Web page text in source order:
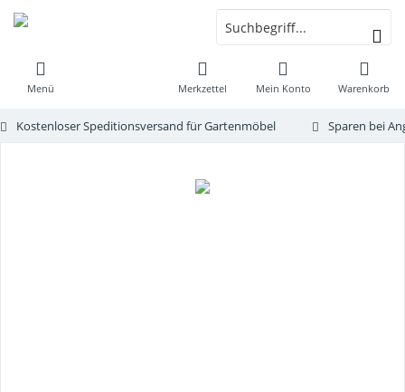
Menü Warenkorb
Merkzettel Mein Konto
Kostenloser Speditionsversand für Gartenmöbel Sparen bei